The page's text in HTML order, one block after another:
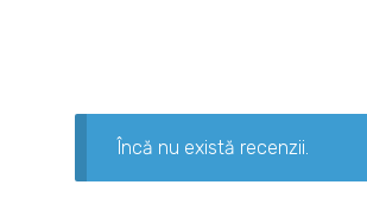
Încă nu există recenzii.